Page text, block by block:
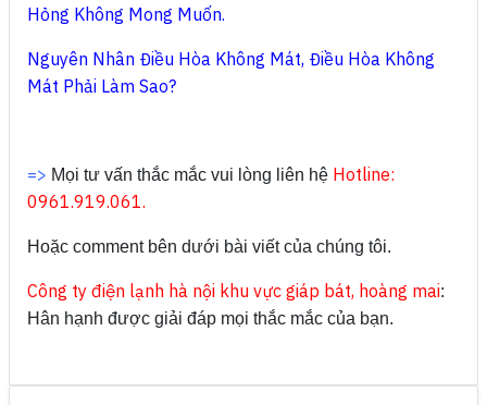
Hỏng Không Mong Muốn.
Nguyên Nhân Điều Hòa Không Mát, Điều Hòa Không
Mát Phải Làm Sao?
=> Mọi tư vấn thắc mắc vui lòng liên hệ Hotline:
0961.919.061.
Hoặc comment bên dưới bài viết của chúng tôi.
Công ty điện lạnh hà nội khu vực giáp bát, hoàng mai:
Hân hạnh được giải đáp mọi thắc mắc của bạn.